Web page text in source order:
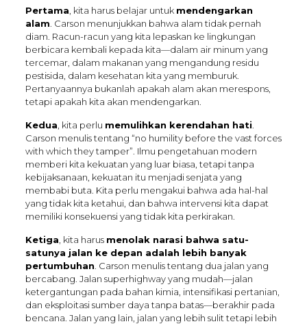
Pertama , kita harus belajar untuk mendengarkan
alam . Carson menunjukkan bahwa alam tidak pernah
diam. Racun-racun yang kita lepaskan ke lingkungan
berbicara kembali kepada kita—dalam air minum yang
tercemar, dalam makanan yang mengandung residu
pestisida, dalam kesehatan kita yang memburuk.
Pertanyaannya bukanlah apakah alam akan merespons,
tetapi apakah kita akan mendengarkan.
Kedua , kita perlu memulihkan kerendahan hati
Carson menulis tentang “no humility before the vast forces
with which they tamper”. Ilmu pengetahuan modern
memberi kita kekuatan yang luar biasa, tetapi tanpa
kebijaksanaan, kekuatan itu menjadi senjata yang
membabi buta. Kita perlu mengakui bahwa ada hal-hal
yang tidak kita ketahui, dan bahwa intervensi kita dapat
memiliki konsekuensi yang tidak kita perkirakan.
Ketiga , kita harus menolak narasi bahwa satu-
satunya jalan ke depan adalah lebih banyak
pertumbuhan . Carson menulis tentang dua jalan yang
bercabang. Jalan superhighway yang mudah—jalan
ketergantungan pada bahan kimia, intensifikasi pertanian,
dan eksploitasi sumber daya tanpa batas—berakhir pada
bencana. Jalan yang lain, jalan yang lebih sulit tetapi lebih